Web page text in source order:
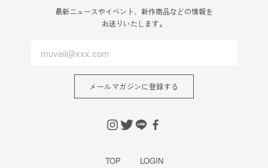
会員のみなさまから提供された個人情報
当サイトを利用するにあたって、会員の住所、電話番号、購
すが、当社はその個人情報を適切かつ確実に管理するものと
会員登録の申し込みを当社が受けた際、架空の人物を登録し
最新ニュースやイベント、新作商品などの情報を
お送りいたします。
メールマガジンに登録する
TOP LOGIN